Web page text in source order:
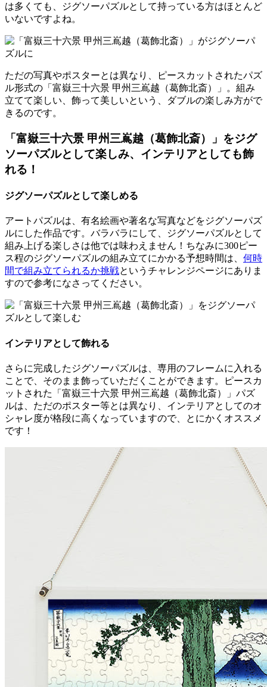
は多くても、ジグソーパズルとして持っている方はほとんど
いないですよね。
ただの写真やポスターとは異なり、ピースカットされたパズ
ル形式の「富嶽三十六景 甲州三嶌越（葛飾北斎）」。組み
立てて楽しい、飾って美しいという、ダブルの楽しみ方がで
きるのです。
「富嶽三十六景 甲州三嶌越（葛飾北斎）」をジグ
ソーパズルとして楽しみ、インテリアとしても飾
れる！
ジグソーパズルとして楽しめる
アートパズルは、有名絵画や著名な写真などをジグソーパズ
ルにした作品です。バラバラにして、ジグソーパズルとして
組み上げる楽しさは他では味わえません！ちなみに300ピー
ス程のジグソーパズルの組み立てにかかる予想時間は、 何時
間で組み立てられるか挑戦というチャレンジページにありま
すので参考になさってください。
インテリアとして飾れる
さらに完成したジグソーパズルは、専用のフレームに入れる
ことで、そのまま飾っていただくことができます。ピースカ
ットされた「富嶽三十六景 甲州三嶌越（葛飾北斎）」パズ
ルは、ただのポスター等とは異なり、インテリアとしてのオ
シャレ度が格段に高くなっていますので、とにかくオススメ
です！